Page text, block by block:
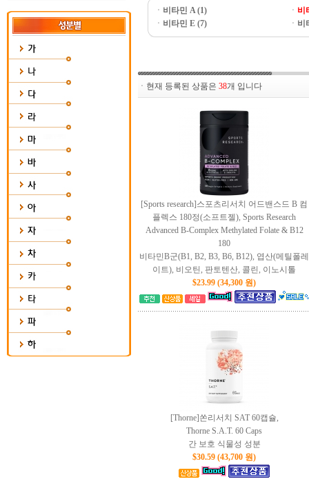
ㆍ 비타민 A (1) ㆍ 비
ㆍ 비타민 E (7) ㆍ 비
ㆍ현재 등록된 상품은 38개 입니다
[Sports research]스포츠리서치 어드밴스드 B 컴
플렉스 180정(소프트젤), Sports Research
Advanced B-Complex Methylated Folate & B12
180
비타민B군(B1, B2, B3, B6, B12), 엽산(메틸폴레
이트), 비오틴, 판토텐산, 콜린, 이노시톨
$23.99 (34,300 원)
[Thorne]쏜리서치 SAT 60캡슐,
Thorne S.A.T. 60 Caps
간 보호 식물성 성분
$30.59 (43,700 원)